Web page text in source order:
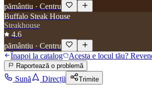
pământiu · Centru
Buffalo Steak House
Steakhouse
4.6
pământiu · Centru
Înapoi la catalog
Acesta e locul tău?
Raportează o problemă
Sună Direcții Trimite